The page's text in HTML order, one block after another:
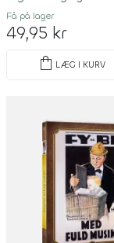
Få på lager
49,95 kr
shopping_bag LÆG I KURV